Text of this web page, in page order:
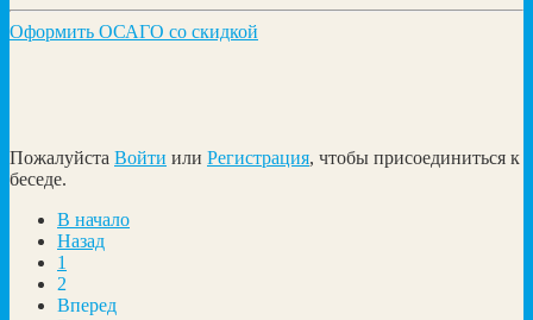
Оформить ОСАГО со скидкой
Пожалуйста Войти или Регистрация, чтобы присоединиться к
беседе.
В начало
Назад
1
2
Вперед